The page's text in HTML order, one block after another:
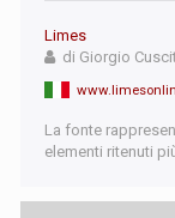
Limes
di Giorgio
La fonte
elementi ritenuti